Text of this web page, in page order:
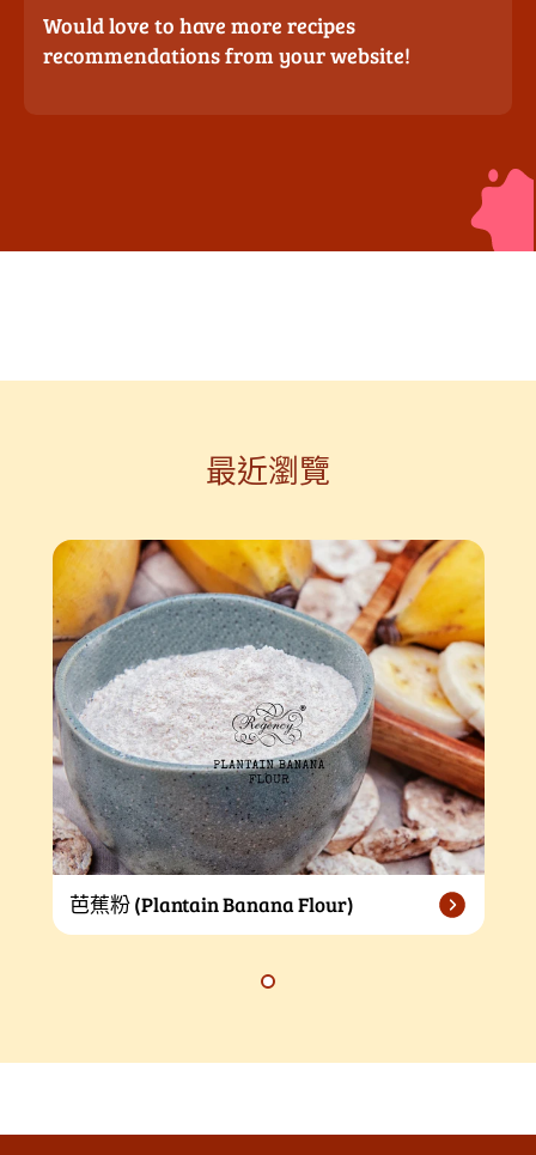
Would love to have more recipes
recommendations from your website!
最近瀏覽
芭蕉粉 (Plantain Banana Flour)